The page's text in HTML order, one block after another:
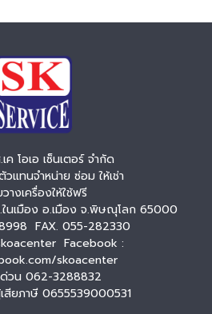
ค โอเอ เซ็นเตอร์ จำกัด
แทนจำหน่าย ซ่อม ให้เช่า
างเครื่องให้ใช้ฟรี
เมือง อ.เมือง จ.พิษณุโลก 65000
FAX. 055-282330
Facebook :
skoacenter
ด่วน 062-3288832
เสียภาษี 0655539000531